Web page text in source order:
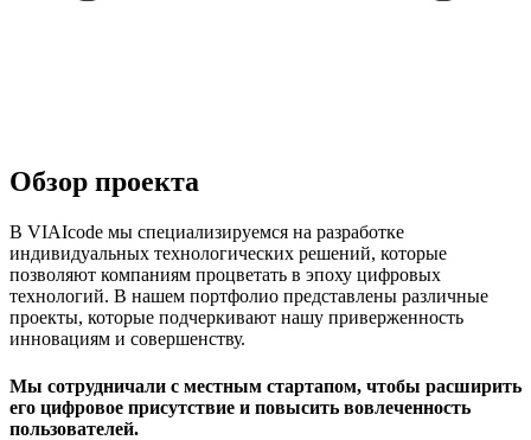
Обзор проекта
В VIAIcode мы специализируемся на разработке
индивидуальных технологических решений, которые
позволяют компаниям процветать в эпоху цифровых
технологий. В нашем портфолио представлены различные
проекты, которые подчеркивают нашу приверженность
инновациям и совершенству.
Мы сотрудничали с местным стартапом, чтобы расширить
его цифровое присутствие и повысить вовлеченность
пользователей.